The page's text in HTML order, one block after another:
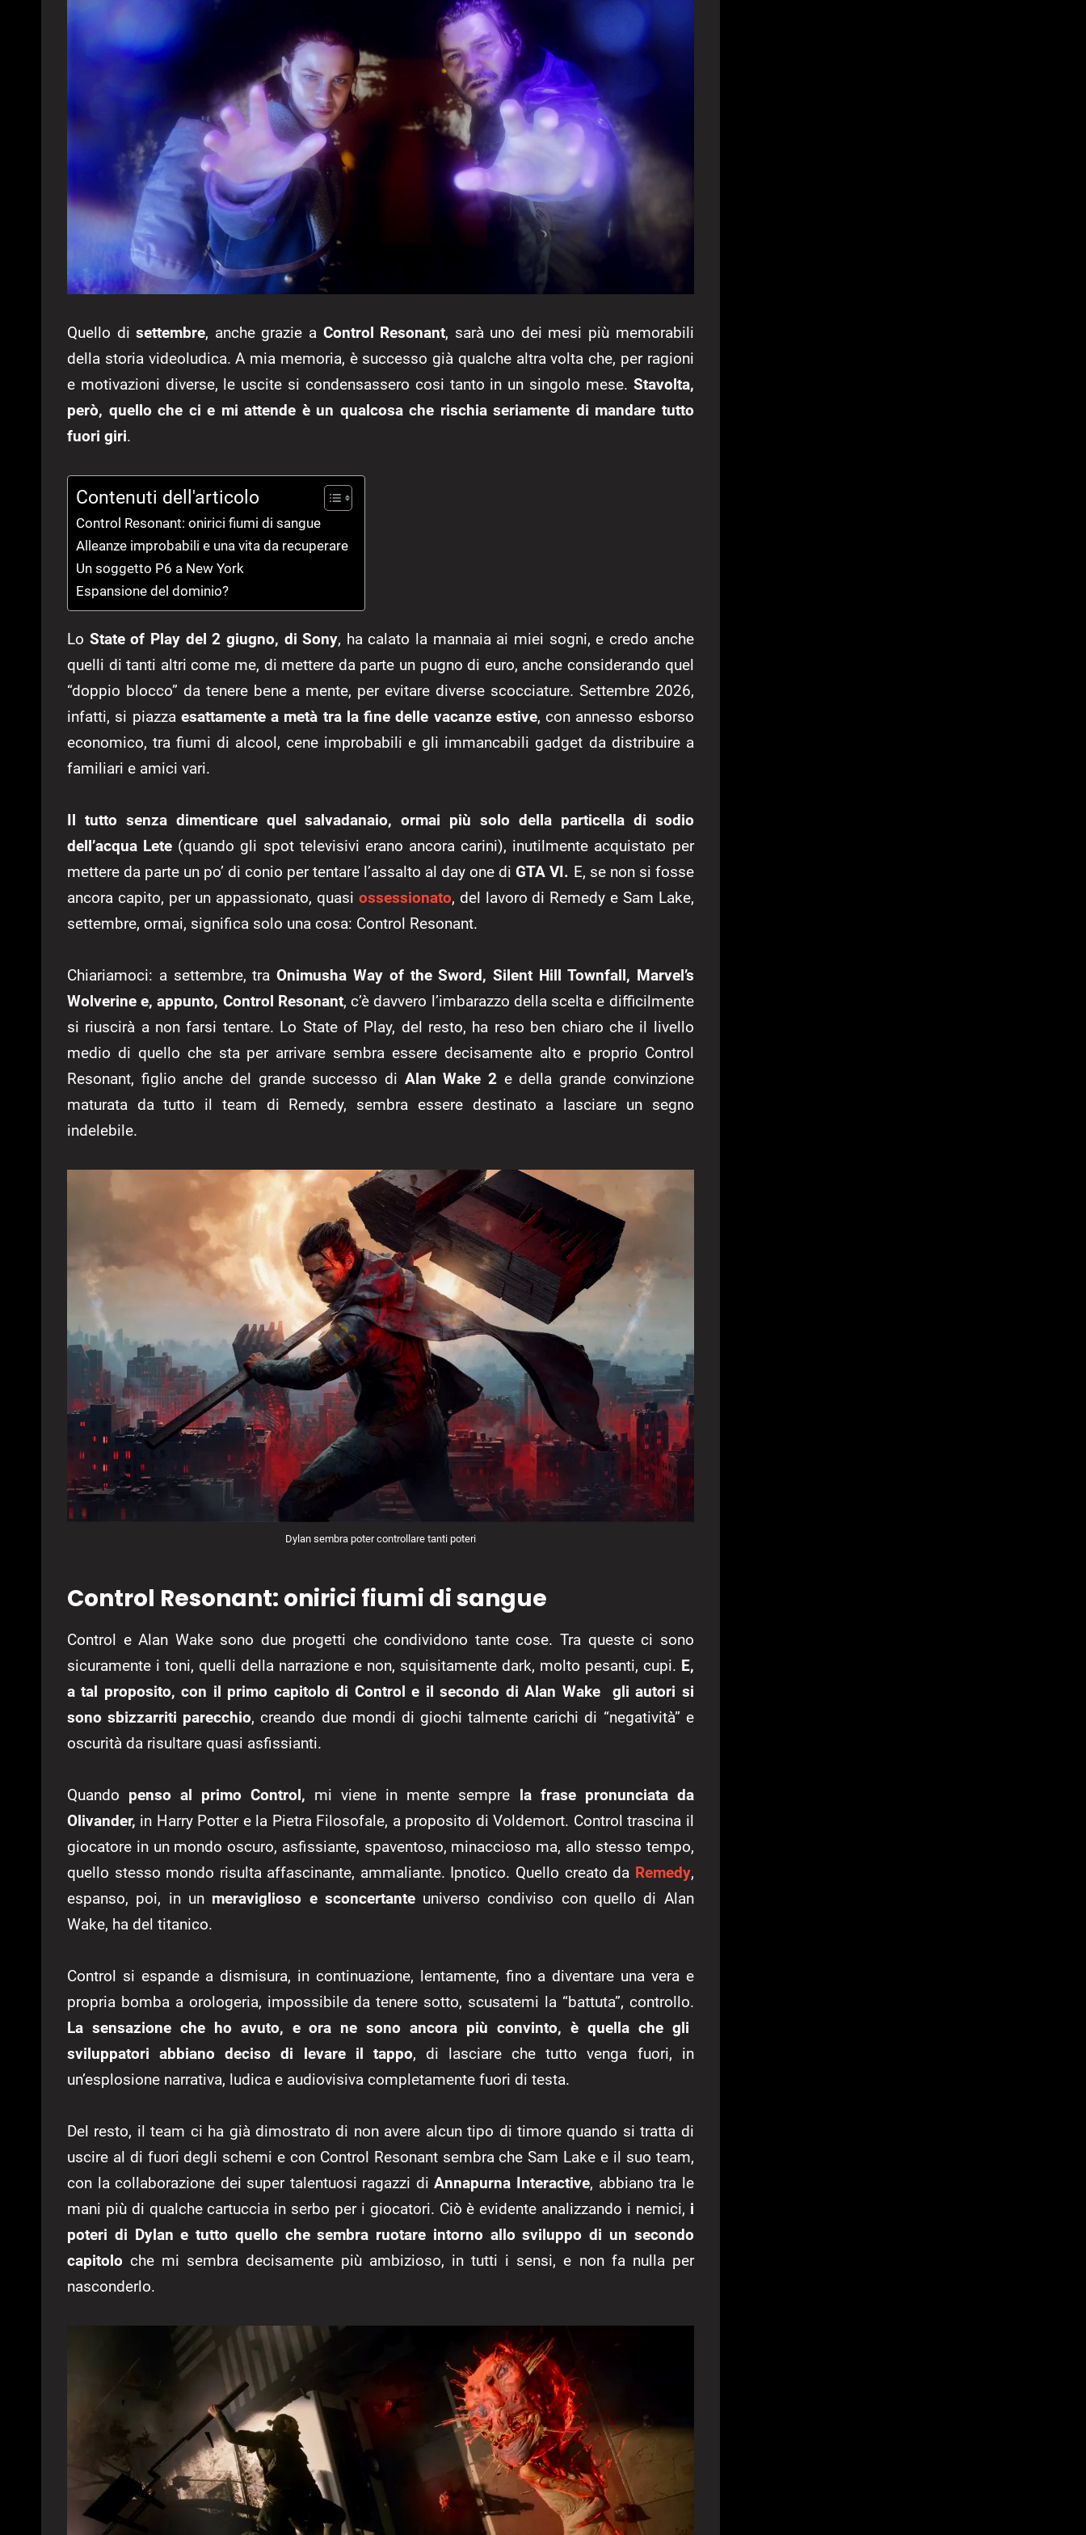
Quello disettembre, anche grazie a Control Resonant, sarà uno dei mesi più memorabili
della storia videoludica. A mia memoria, è successo già qualche altra volta che, per ragioni
e motivazioni diverse, le uscite si condensassero cosi tanto in un singolo mese. Stavolta,
però, quello che ci e mi attende è un qualcosa che rischia seriamente di mandare tutto
fuori giri.
Contenuti dell'articolo
Control Resonant: onirici fiumi di sangue
Alleanze improbabili e una vita da recuperare
Un soggetto P6 a New York
Espansione del dominio?
Lo State of Play del 2 giugno, di Sony, ha calato la mannaia ai miei sogni, e credo anche
quelli di tanti altri come me, di mettere da parte un pugno di euro, anche considerando quel
“doppio blocco” da tenere bene a mente, per evitare diverse scocciature. Settembre 2026,
infatti, si piazza esattamente a metà tra la fine delle vacanze estive, con annesso esborso
economico, tra fiumi di alcool, cene improbabili e gli immancabili gadget da distribuire a
familiari e amici vari.
Il tutto senza dimenticare quel salvadanaio, ormai più solo della particella di sodio
dell’acqua Lete (quando gli spot televisivi erano ancora carini), inutilmente acquistato per
mettere da parte un po’ di conio per tentare l’assalto al day one diGTA VI. E, se non si fosse
ancora capito, per un appassionato, quasi ossessionato, del lavoro di Remedy e Sam Lake,
settembre, ormai, significa solo una cosa: Control Resonant.
Chiariamoci: a settembre, traOnimusha Way of the Sword, Silent Hill Townfall, Marvel’s
Wolverine e, appunto, Control Resonant, c’è davvero l’imbarazzo della scelta e difficilmente
si riuscirà a non farsi tentare. Lo State of Play, del resto, ha reso ben chiaro che il livello
medio di quello che sta per arrivare sembra essere decisamente alto e proprio Control
Resonant, figlio anche del grande successo di Alan Wake 2 e della grande convinzione
maturata da tutto il team di Remedy, sembra essere destinato a lasciare un segno
indelebile.
Dylan sembra poter controllare tanti poteri
Control Resonant: onirici fiumi di sangue
Control e Alan Wake sono due progetti che condividono tante cose. Tra queste ci sono
sicuramente i toni, quelli della narrazione e non, squisitamente dark, molto pesanti, cupi. E,
a tal proposito, con il primo capitolo di Control e il secondo di Alan Wake
gli autori si
sono sbizzarriti parecchio, creando due mondi di giochi talmente carichi di “negatività” e
oscurità da risultare quasi asfissianti.
Quando penso al primo Control, mi viene in mente sempre la frase pronunciata da
Olivander, in Harry Potter e la Pietra Filosofale, a proposito di Voldemort. Control trascina il
giocatore in un mondo oscuro, asfissiante, spaventoso, minaccioso ma, allo stesso tempo,
quello stesso mondo risulta affascinante, ammaliante. Ipnotico. Quello creato da Remedy,
espanso, poi, in un meraviglioso e sconcertanteuniverso condiviso con quello di Alan
Wake, ha del titanico.
Control si espande a dismisura, in continuazione, lentamente, fino a diventare una vera e
propria bomba a orologeria, impossibile da tenere sotto, scusatemi la “battuta”, controllo.
La sensazione che ho avuto, e ora ne sono ancora più convinto, è quella che gli
sviluppatori abbiano deciso di levare il tappo, di lasciare che tutto venga fuori, in
un’esplosione narrativa, ludica e audiovisiva completamente fuori di testa.
Del resto, il team ci ha già dimostrato di non avere alcun tipo di timore quando si tratta di
uscire al di fuori degli schemi e con Control Resonant sembra che Sam Lake e il suo team,
con la collaborazione dei super talentuosi ragazzi diAnnapurna Interactive, abbiano tra le
mani più di qualche cartuccia in serbo per i giocatori. Ciò è evidente analizzando i nemici, i
poteri di Dylan e tutto quello che sembra ruotare intorno allo sviluppo di un secondo
capitolo che mi sembra decisamente più ambizioso, in tutti i sensi, e non fa nulla per
nasconderlo.